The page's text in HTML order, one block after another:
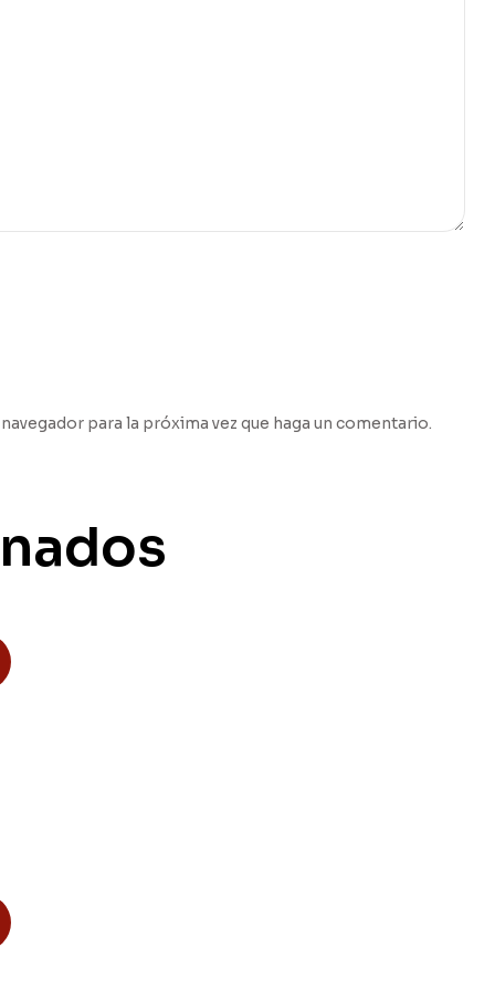
para la próxima vez que haga un comentario.